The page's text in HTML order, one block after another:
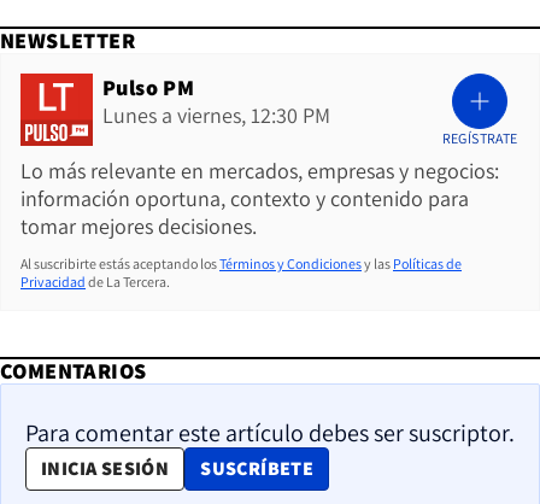
NEWSLETTER
Pulso PM
Lunes a viernes, 12:30 PM
Lo más relevante en mercados, empresas y negocios:
información oportuna, contexto y contenido para
tomar mejores decisiones.
REGÍSTRATE
Al suscribirte estás aceptando losTérminos y Condicionesy las Políticas de
Privacidad de La Tercera.
COMENTARIOS
Para comentar este artículo debes ser suscriptor.
INICIA SESIÓN SUSCRÍBETE
OPENS IN NEW WINDOW